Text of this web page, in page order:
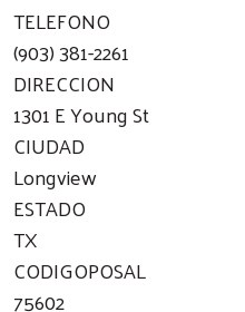
TELEFONO
(903) 381-2261
DIRECCION
1301 E Young St
CIUDAD
Longview
ESTADO
TX
CODIGOPOSAL
75602